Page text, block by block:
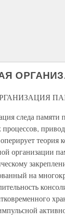
следа памяти
процессов,
теория
организации
на